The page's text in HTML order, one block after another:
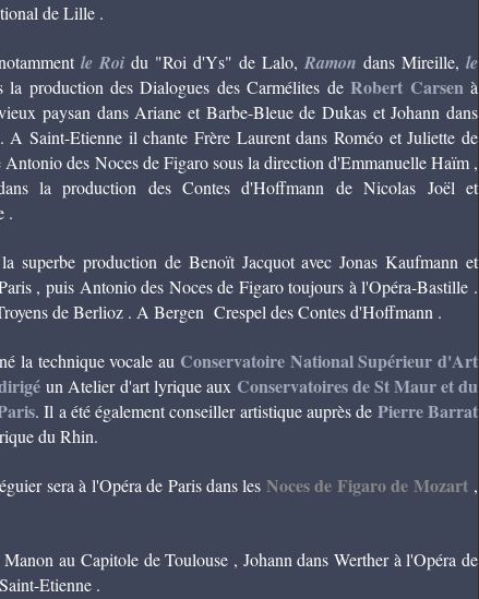
de Lille .
le Roi du "Roi d'Ys" de Lalo, Ramon dans Mireille, le
la production des Dialogues des Carmélites deRobert Carsen à
paysan dans Ariane et Barbe-Bleue de Dukas et Johann dans
A Saint-Etienne il chante Frère Laurent dans Roméo et Juliette de
des Noces de Figaro sous la direction d'Emmanuelle Haïm ,
la production des Contes d'Hoffmann de Nicolas Joël et
.
superbe production de Benoït Jacquot avec Jonas Kaufmann et
, puis Antonio des Noces de Figaro toujours à l'Opéra-Bastille .
de Berlioz . A Bergen Crespel des Contes d'Hoffmann .
la technique vocale au Conservatoire National Supérieur d'Art
un Atelier d'art lyrique aux Conservatoires de St Maur et du
. Il a été également conseiller artistique auprès de Pierre Barrat
du Rhin.
sera à l'Opéra de Paris dans les Noces de Figaro de Mozart,
au Capitole de Toulouse , Johann dans Werther à l'Opéra de
Etienne .